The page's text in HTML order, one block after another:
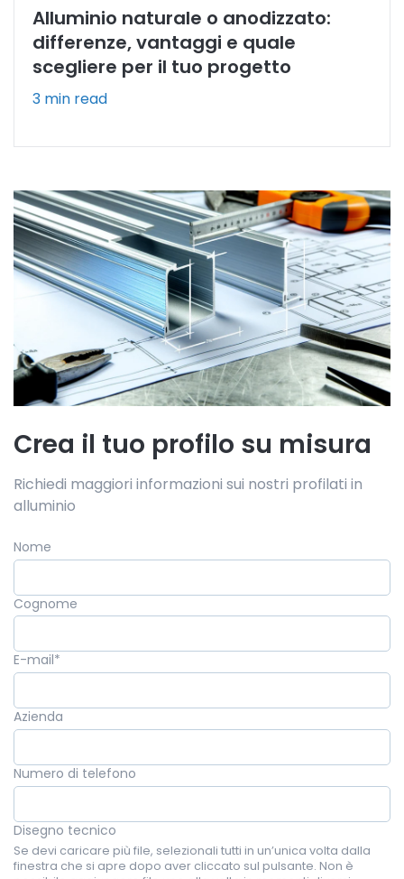
Alluminio naturale o anodizzato:
differenze, vantaggi e quale
scegliere per il tuo progetto
3 min read
Crea il tuo profilo su misura
Richiedi maggiori informazioni sui nostri profilati in
alluminio
Nome
Cognome
E-mail*
Azienda
Numero di telefono
Disegno tecnico
Se devi caricare più file, selezionali tutti in un’unica volta dalla
finestra che si apre dopo aver cliccato sul pulsante. Non è